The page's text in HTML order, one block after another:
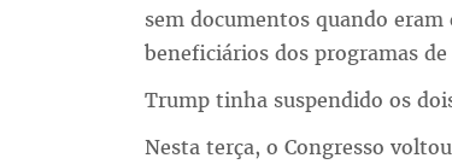
sem documentos quando eram
beneficiários dos programas
Trump tinha suspendido os
Nesta terça, o Congresso